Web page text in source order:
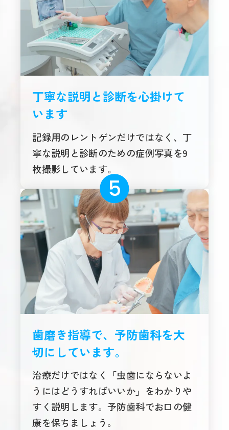
丁寧な説明と診断を心掛けて
います
記録用のレントゲンだけではなく、丁
寧な説明と診断のための症例写真を9
枚撮影しています。
歯磨き指導で、予防歯科を大
切にしています。
治療だけではなく「虫歯にならないよ
うにはどうすればいいか」をわかりや
すく説明します。予防歯科でお口の健
康を保ちましょう。